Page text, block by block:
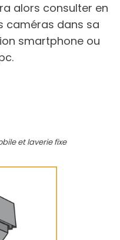
alors consulter en
caméras dans sa
smartphone ou
et laverie fixe